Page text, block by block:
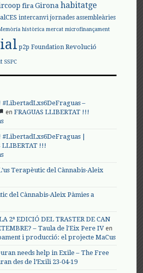
fira Girona habitatge
intercanvi jornades assembleàries
històrica mercat microfinançament
p2p Foundation Revolució
SSPC
#LibertadLxs6DeFraguas –
enFRAGUAS LLIBERTAT !!!
#LibertadLxs6DeFraguas |
LLIBERTAT !!!
Terapèutic del Cànnabis-Aleix
del Cànnabis-Aleix Pàmies a
2ª EDICIÓ DEL TRASTER DE CAN
– Taula de l'Eix Pere IV en
i producció: el projecte MaCus
needs help in Exile – The Free
des de l’Exili 23-04-19